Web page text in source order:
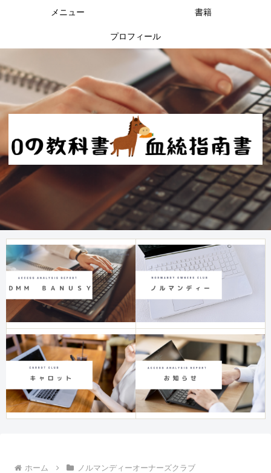
メニュー 書籍
プロフィール
ホーム ノルマンディーオーナーズクラブ